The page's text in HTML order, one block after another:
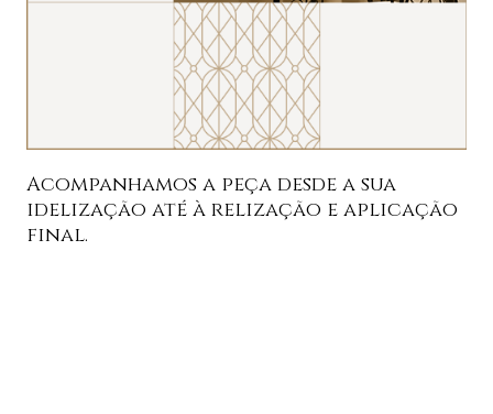
Acompanhamos a peça desde a sua
idelização até à relização e aplicação
final.